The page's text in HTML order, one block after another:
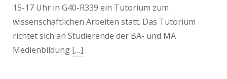
15-17 Uhr in G40-R339 ein Tutorium zum
wissenschaftlichen Arbeiten statt. Das Tutorium
richtet sich an Studierende der BA- und MA
Medienbildung […]